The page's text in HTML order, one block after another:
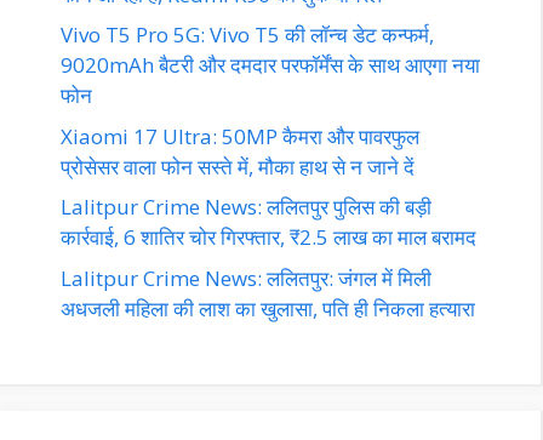
Vivo T5 Pro 5G: Vivo T5 की लॉन्च डेट कन्फर्म,
9020mAh बैटरी और दमदार परफॉर्मेंस के साथ आएगा नया
फोन
Xiaomi 17 Ultra: 50MP कैमरा और पावरफुल
प्रोसेसर वाला फोन सस्ते में, मौका हाथ से न जाने दें
Lalitpur Crime News: ललितपुर पुलिस की बड़ी
कार्रवाई, 6 शातिर चोर गिरफ्तार, ₹2.5 लाख का माल बरामद
Lalitpur Crime News: ललितपुर: जंगल में मिली
अधजली महिला की लाश का खुलासा, पति ही निकला हत्यारा